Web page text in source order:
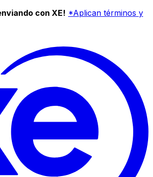
con XE! *Aplican términos y